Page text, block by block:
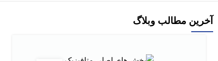
آخرین مطالب وبلاگ